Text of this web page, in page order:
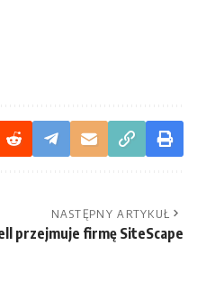
NASTĘPNY ARTYKUŁ
przejmuje firmę SiteScape